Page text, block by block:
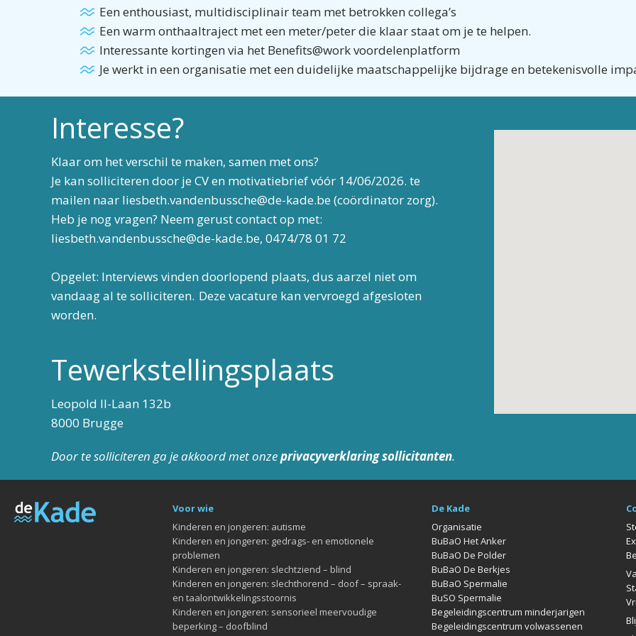
Een enthousiast, multidisciplinair team met betrokken collega’s
Een warm onthaaltraject met een meter/peter die klaar staat om je te helpen.
Interessante kortingen via het Benefits@work voordelenplatform
Je werkt in een organisatie met een duidelijke maatschappelijke bijdrage en betekenisvolle
Interesse?
Klaar om het verschil te maken, samen met ons?
Je kan solliciteren door je CV en motivatiebrief vóór 14/06/2026. te
mailen naar liesbeth.vandenbussche@de-kade.be (coördinator zorg).
Heb je nog vragen? Neem gerust contact op met:
liesbeth.vandenbussche@de-kade.be, 0474/78 01 72
Opgelet: Interviews vinden doorlopend plaats, dus aarzel niet om
vandaag al te solliciteren. Deze vacature kan vervroegd afgesloten
worden.
Tewerkstellingsplaats
Leopold II-Laan 132b
8000 Brugge
Door te solliciteren ga je akkoord met onzeprivacyverklaring sollicitanten.
Voor wie
Kinderen en jongeren: autisme
Kinderen en jongeren: gedrags- en emotionele
problemen
Kinderen en jongeren: slechtziend – blind
Kinderen en jongeren: slechthorend – doof – spraak-
en taalontwikkelingsstoornis
Kinderen en jongeren: sensorieel meervoudige
beperking – doofblind
De Kade
Organisatie
BuBaO Het Anker
BuBaO De Polder
BuBaO De Berkjes
BuBaO Spermalie
BuSO Spermalie
Begeleidingscentrum minderjarigen
Begeleidingscentrum volwassenen